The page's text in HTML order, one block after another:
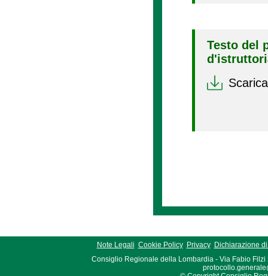
Testo del
Note Legali Cookie Policy Privacy
Dichiarazione
Consiglio Regionale della Lombardia - Via Fabio Filzi